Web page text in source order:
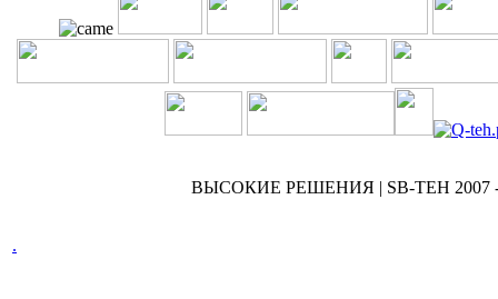
ВЫСОКИЕ РЕШЕНИЯ | SB-TEH 2007 -
.